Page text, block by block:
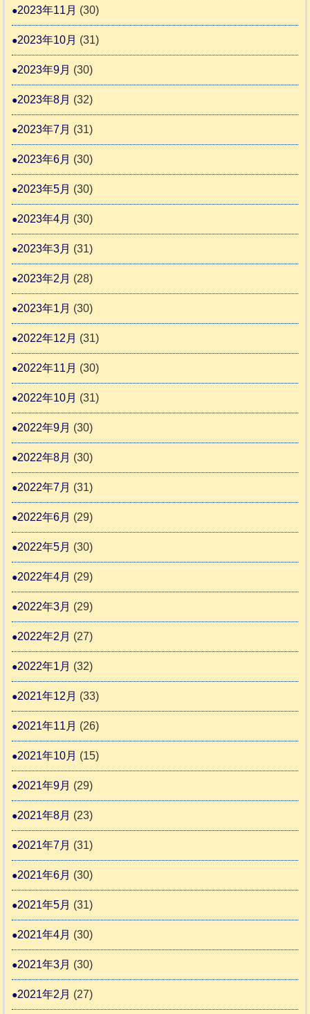
2023年11月 (30)
2023年10月 (31)
2023年9月 (30)
2023年8月 (32)
2023年7月 (31)
2023年6月 (30)
2023年5月 (30)
2023年4月 (30)
2023年3月 (31)
2023年2月 (28)
2023年1月 (30)
2022年12月 (31)
2022年11月 (30)
2022年10月 (31)
2022年9月 (30)
2022年8月 (30)
2022年7月 (31)
2022年6月 (29)
2022年5月 (30)
2022年4月 (29)
2022年3月 (29)
2022年2月 (27)
2022年1月 (32)
2021年12月 (33)
2021年11月 (26)
2021年10月 (15)
2021年9月 (29)
2021年8月 (23)
2021年7月 (31)
2021年6月 (30)
2021年5月 (31)
2021年4月 (30)
2021年3月 (30)
2021年2月 (27)